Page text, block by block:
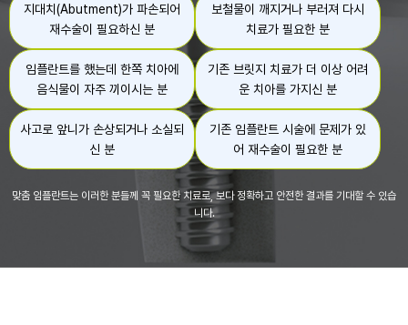
지대치(Abutment)가 파손되어
재수술이 필요하신 분
보철물이 깨지거나 부러져 다시
치료가 필요한 분
임플란트를 했는데 한쪽 치아에
음식물이 자주 끼이시는 분
기존 브릿지 치료가 더 이상 어려
운 치아를 가지신 분
사고로 앞니가 손상되거나 소실되
신 분
기존 임플란트 시술에 문제가 있
어 재수술이 필요한 분
맞춤 임플란트는 이러한 분들께 꼭 필요한 치료로, 보다 정확하고 안전한 결과를 기대할 수 있습
니다.